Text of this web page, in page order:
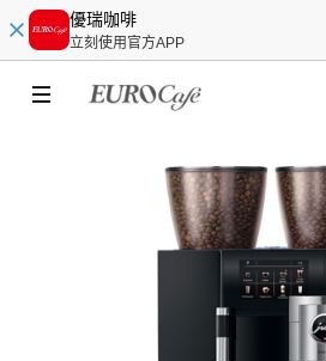
優瑞咖啡
立刻使用官方APP